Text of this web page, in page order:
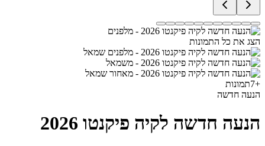
הצג את כל התמונות
+
7תמונות
הנעה חדשה
הנעה חדשה לקיה פיקנטו 2026